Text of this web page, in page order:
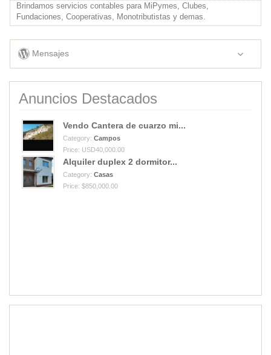
Brindamos servicios contables para MiPymes, Clubes,
Fundaciones, Cooperativas, Monotributistas y demas.
Mensajes
Anuncios Destacados
Vendo Cantera de cuarzo mi...
Category: Campos
Price: USD40,000.00
Alquiler duplex 2 dormitor...
Category: Casas
Price: $850,000.00